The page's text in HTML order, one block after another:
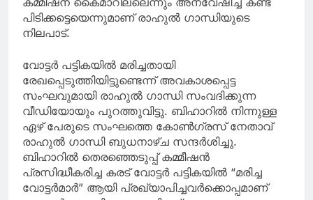
പിടിക്കട്ടെയെന്നുമാണ് രാഹുല്‍ ഗാന്ധിയുടെ
നിലപാട്.
വോട്ടർ പട്ടികയിൽ മരിച്ചതായി
രേഖപ്പെടുത്തിയിട്ടുണ്ടെന്ന് അവകാശപ്പെട്ട
സംഘവുമായി രാഹുൽ ഗാന്ധി സംവദിക്കുന്ന
വീഡിയോയും പുറത്തുവിട്ടു. ബിഹാറിൽ നിന്നുള്ള
ഏഴ് പേരുടെ സംഘത്തെ കോൺഗ്രസ് നേതാവ്
രാഹുൽ ഗാന്ധി ബുധനാഴ്ച സന്ദർശിച്ചു.
ബിഹാറിൽ തെരഞ്ഞെടുപ്പ് കമ്മീഷൻ
പ്രസിദ്ധീകരിച്ച കരട് വോട്ടർ പട്ടികയിൽ “മരിച്ച
വോട്ടർമാർ” ആയി പ്രഖ്യാപിച്ചവർക്കൊപ്പമാണ്